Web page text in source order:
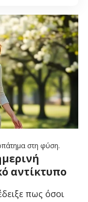
στη φύση.
αντίκτυπο
πως όσοι